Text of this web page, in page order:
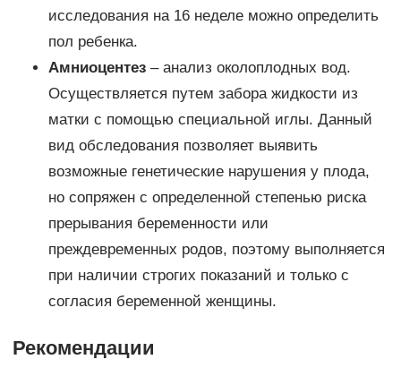
исследования на 16 неделе можно определить
пол ребенка.
Амниоцентез– анализ околоплодных вод.
Осуществляется путем забора жидкости из
матки с помощью специальной иглы. Данный
вид обследования позволяет выявить
возможные генетические нарушения у плода,
но сопряжен с определенной степенью риска
прерывания беременности или
преждевременных родов, поэтому выполняется
при наличии строгих показаний и только с
согласия беременной женщины.
Рекомендации